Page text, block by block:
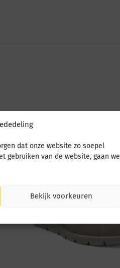
dat onze website zo soepel
gebruiken van de website, gaan we
Bekijk voorkeuren